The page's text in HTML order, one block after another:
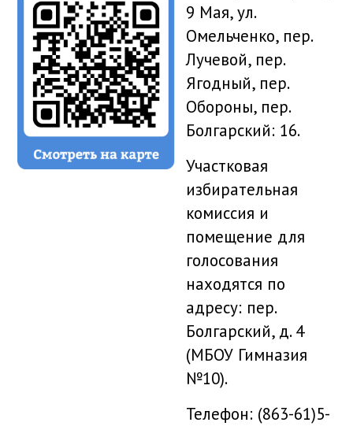
9 Мая, ул.
Омельченко, пер.
Лучевой, пер.
Ягодный, пер.
Обороны, пер.
Болгарский: 16.
Участковая
избирательная
комиссия и
помещение для
голосования
находятся по
адресу: пер.
Болгарский, д. 4
(МБОУ Гимназия
№10).
Телефон: (863-61)5-